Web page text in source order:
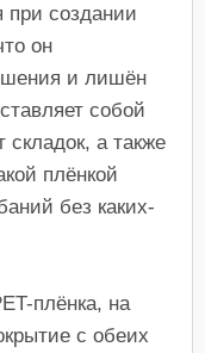
при создании
он
и лишён
собой
складок, а также
плёнкой
без каких-
плёнка, на
с обеих